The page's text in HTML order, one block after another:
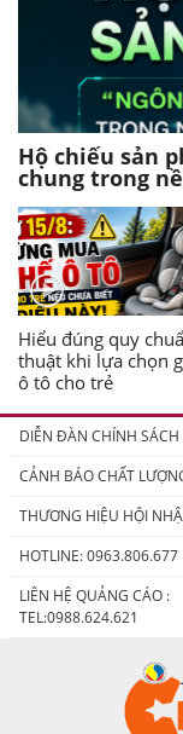
Hộ chiếu sản
chung trong
Hiểu đúng quy
thuật khi lựa chọn
ô tô cho trẻ
DIỄN ĐÀN CHÍNH SÁCH
CẢNH BÁO CHẤT
THƯƠNG HIỆU HỘI
HOTLINE: 0963.806.677
LIÊN HỆ QUẢNG CÁO :
TEL:0988.624.621